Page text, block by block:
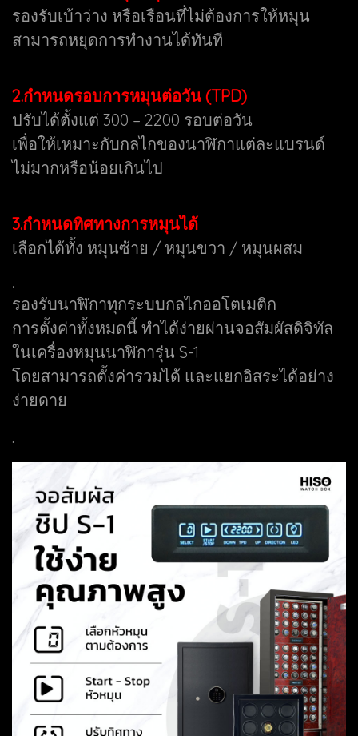
รองรับเบ้าว่าง หรือเรือนที่ไม่ต้องการให้หมุน
สามารถหยุดการทำงานได้ทันที
2.กำหนดรอบการหมุนต่อวัน (TPD)
ปรับได้ตั้งแต่ 300 – 2200 รอบต่อวัน
เพื่อให้เหมาะกับกลไกของนาฬิกาแต่ละแบรนด์
ไม่มากหรือน้อยเกินไป
3.กำหนดทิศทางการหมุนได้
เลือกได้ทั้ง หมุนซ้าย / หมุนขวา / หมุนผสม
.
รองรับนาฬิกาทุกระบบกลไกออโตเมติก
การตั้งค่าทั้งหมดนี้ ทำได้ง่ายผ่านจอสัมผัสดิจิทัล
ในเครื่องหมุนนาฬิการุ่น S-1
โดยสามารถตั้งค่ารวมได้ และแยกอิสระได้อย่าง
ง่ายดาย
.